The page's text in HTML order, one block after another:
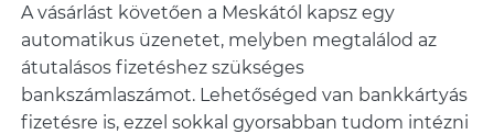
A vásárlást követően a Meskától kapsz egy
automatikus üzenetet, melyben megtalálod az
átutalásos fizetéshez szükséges
bankszámlaszámot. Lehetőséged van bankkártyás
fizetésre is, ezzel sokkal gyorsabban tudom intézni